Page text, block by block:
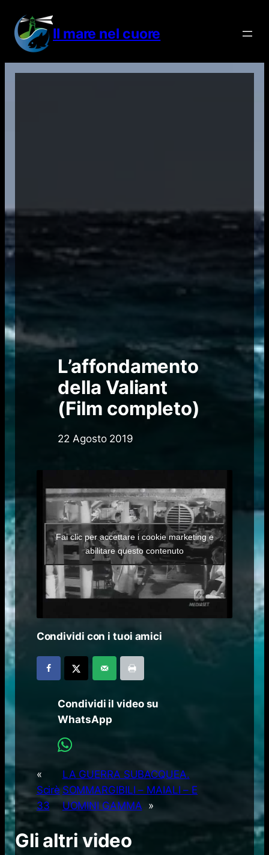
contenuto
Il mare nel cuore
L’affondamento
della Valiant
(Film completo)
22 Agosto 2019
Fai clic per accettare i cookie marketing e
abilitare questo contenuto
Condividi con i tuoi amici
Condividi il video su
WhatsApp
«
Scirè
33
LA GUERRA SUBACQUEA.
SOMMARGIBILI – MAIALI – E
UOMINI GAMMA »
Gli altri video